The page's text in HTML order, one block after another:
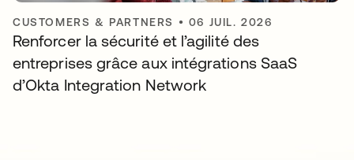
CUSTOMERS & PARTNERS • 06 JUIL. 2026
Renforcer la sécurité et l’agilité des
entreprises grâce aux intégrations SaaS
d’Okta Integration Network